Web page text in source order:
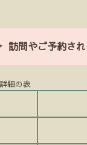
訪問やご予約さ
細の表